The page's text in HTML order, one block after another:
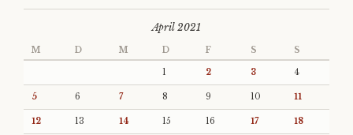
April 2021
M D M D F S S
1 2 3 4
5 6 7 8 9 10 11
12 13 14 15 16 17 18